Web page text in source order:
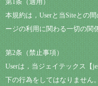
第1条（適用）
本規約は，Userと当Siteとの
ージの利用に関わる一切の関
第2条（禁止事項）
Userは，当ジェイテックス【
下の行為をしてはなりません。